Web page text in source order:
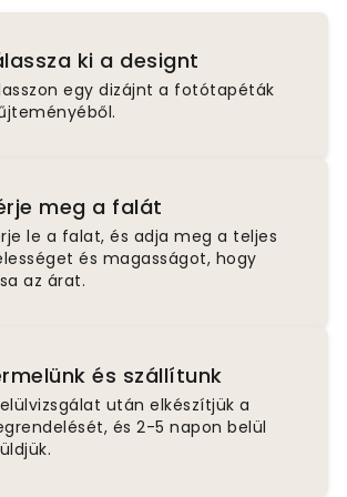
ki a designt
egy dizájnt a fotótapéták
meg a falát
le a falat, és adja meg a teljes
és magasságot, hogy
az árat.
és szállítunk
után elkészítjük a
és 2-5 napon belül